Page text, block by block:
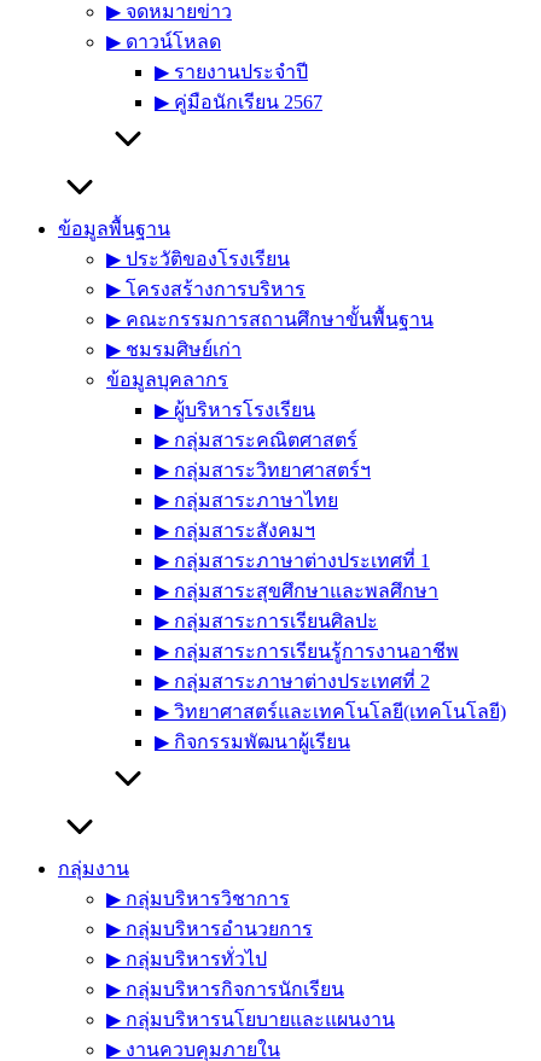
▶︎ จดหมายข่าว
▶︎ ดาวน์โหลด
▶︎ รายงานประจำปี
▶︎ คู่มือนักเรียน 2567
ข้อมูลพื้นฐาน
▶︎ ประวัติของโรงเรียน
▶︎ โครงสร้างการบริหาร
▶︎ คณะกรรมการสถานศึกษาขั้นพื้นฐาน
▶︎ ชมรมศิษย์เก่า
ข้อมูลบุคลากร
▶︎ ผู้บริหารโรงเรียน
▶︎ กลุ่มสาระคณิตศาสตร์
▶︎ กลุ่มสาระวิทยาศาสตร์ฯ
▶︎ กลุ่มสาระภาษาไทย
▶︎ กลุ่มสาระสังคมฯ
▶︎ กลุ่มสาระภาษาต่างประเทศที่ 1
▶︎ กลุ่มสาระสุขศึกษาและพลศึกษา
▶︎ กลุ่มสาระการเรียนศิลปะ
▶︎ กลุ่มสาระการเรียนรู้การงานอาชีพ
▶︎ กลุ่มสาระภาษาต่างประเทศที่ 2
▶︎ วิทยาศาสตร์และเทคโนโลยี(เทคโนโลยี)
▶︎ กิจกรรมพัฒนาผู้เรียน
กลุ่มงาน
▶︎ กลุ่มบริหารวิชาการ
▶︎ กลุ่มบริหารอำนวยการ
▶︎ กลุ่มบริหารทั่วไป
▶︎ กลุ่มบริหารกิจการนักเรียน
▶︎ กลุ่มบริหารนโยบายและแผนงาน
▶︎ งานควบคุมภายใน